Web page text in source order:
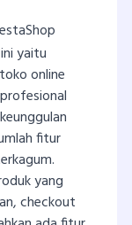
yaitu
online
fitur
yang
checkout